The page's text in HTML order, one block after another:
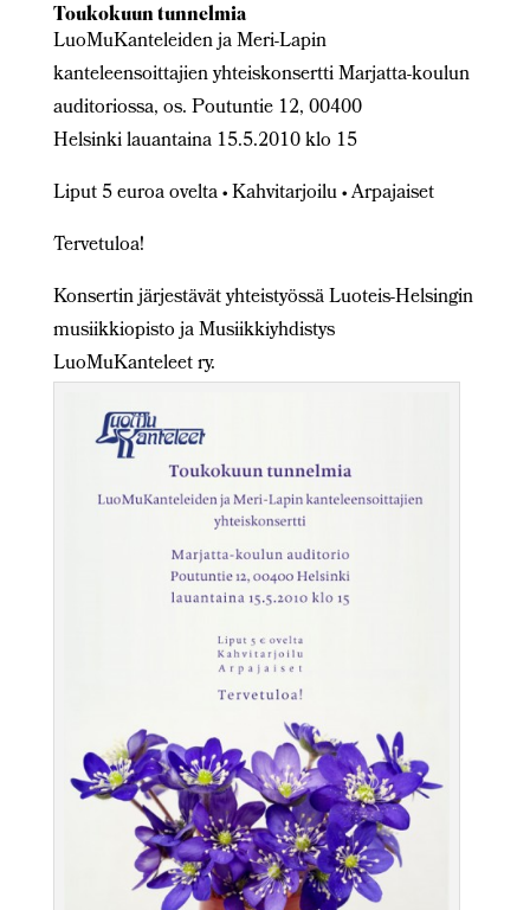
Toukokuun tunnelmia
LuoMuKanteleiden ja Meri-Lapin
kanteleensoittajien yhteiskonsertti Marjatta-koulun
auditoriossa, os. Poutuntie 12, 00400
Helsinki lauantaina 15.5.2010 klo 15
Liput 5 euroa ovelta • Kahvitarjoilu • Arpajaiset
Tervetuloa!
Konsertin järjestävät yhteistyössä Luoteis-Helsingin
musiikkiopisto ja Musiikkiyhdistys
LuoMuKanteleet ry.